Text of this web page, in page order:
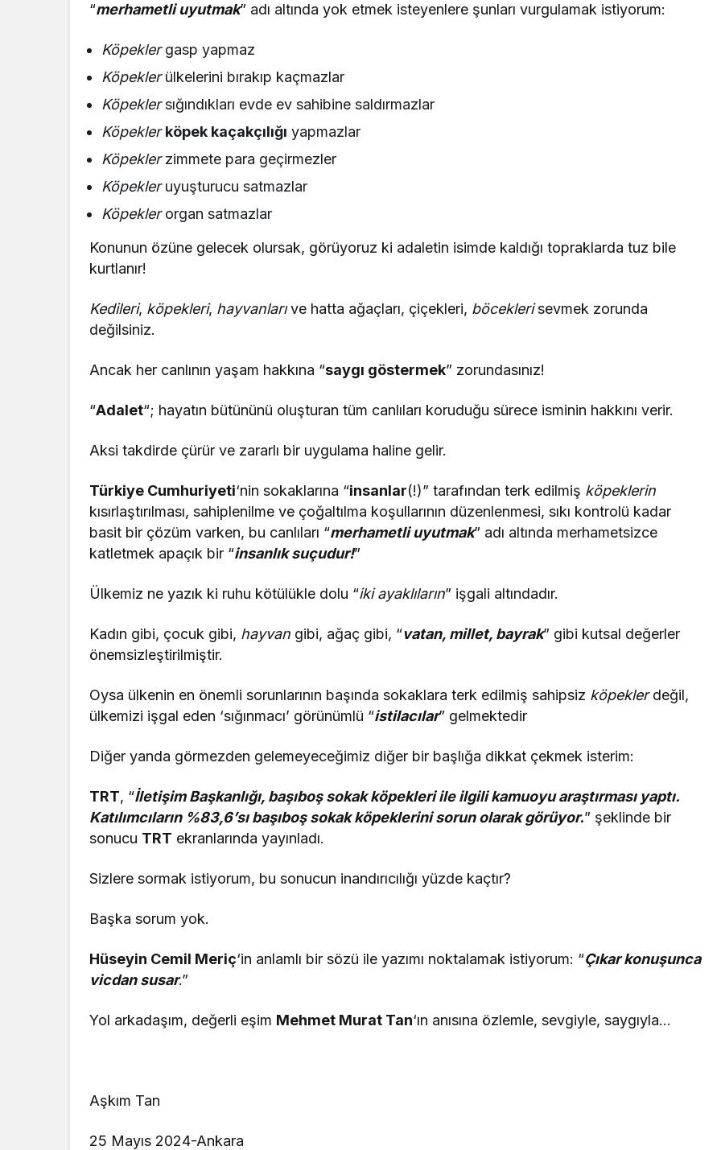
“merhametli uyutmak” adı altında yok etmek isteyenlere şunları vurgulamak istiyorum:
Köpeklergasp yapmaz
Köpeklerülkelerini bırakıp kaçmazlar
Köpeklersığındıkları evde ev sahibine saldırmazlar
Köpekler köpek kaçakçılığı yapmazlar
Köpeklerzimmete para geçirmezler
Köpekleruyuşturucu satmazlar
Köpeklerorgan satmazlar
Konunun özüne gelecek olursak, görüyoruz ki adaletin isimde kaldığı topraklarda tuz bile
kurtlanır!
Kedileri, köpekleri, hayvanlarıve hatta ağaçları, çiçekleri, böceklerisevmek zorunda
değilsiniz.
Ancak her canlının yaşam hakkına “saygı göstermek” zorundasınız!
“Adalet“; hayatın bütününü oluşturan tüm canlıları koruduğu sürece isminin hakkını verir.
Aksi takdirde çürür ve zararlı bir uygulama haline gelir.
Türkiye Cumhuriyeti‘nin sokaklarına “insanlar(!)” tarafından terk edilmiş köpeklerin
kısırlaştırılması, sahiplenilme ve çoğaltılma koşullarının düzenlenmesi, sıkı kontrolü kadar
basit bir çözüm varken, bu canlıları “merhametli uyutmak” adı altında merhametsizce
katletmek apaçık bir “insanlık suçudur!”
Ülkemiz ne yazık ki ruhu kötülükle dolu “iki ayaklıların” işgali altındadır.
Kadın gibi, çocuk gibi, hayvan gibi, ağaç gibi, “vatan, millet, bayrak” gibi kutsal değerler
önemsizleştirilmiştir.
Oysa ülkenin en önemli sorunlarının başında sokaklara terk edilmiş sahipsiz köpeklerdeğil,
ülkemizi işgal eden ‘sığınmacı’ görünümlü “istilacılar” gelmektedir
Diğer yanda görmezden gelemeyeceğimiz diğer bir başlığa dikkat çekmek isterim:
TRT, “İletişim Başkanlığı, başıboş sokak köpekleri ile ilgili kamuoyu araştırması yaptı.
Katılımcıların %83,6’sı başıboş sokak köpeklerini sorun olarak görüyor.” şeklinde bir
sonucu TRT ekranlarında yayınladı.
Sizlere sormak istiyorum, bu sonucun inandırıcılığı yüzde kaçtır?
Başka sorum yok.
Hüseyin Cemil Meriç‘in anlamlı bir sözü ile yazımı noktalamak istiyorum: “Çıkar konuşunca
vicdan susar.”
Yol arkadaşım, değerli eşim Mehmet Murat Tan‘ın anısına özlemle, sevgiyle, saygıyla…
Aşkım Tan
25 Mayıs 2024-Ankara